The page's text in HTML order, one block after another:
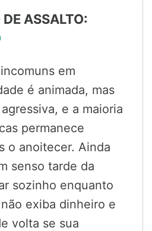
DE ASSALTO:
em
é animada, mas
e a maioria
permanece
o anoitecer. Ainda
senso tarde da
sozinho enquanto
exiba dinheiro e
volta se sua